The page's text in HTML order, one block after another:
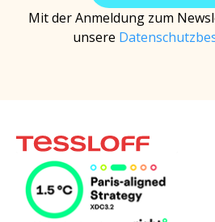
Mit der Anmeldung zum
unsere